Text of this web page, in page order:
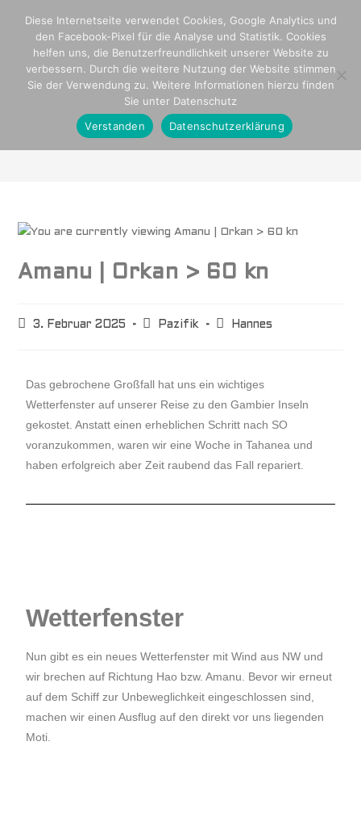
> Amanu | Orkan > 60 kn
Amanu | Orkan > 60 kn
3. Februar 2025 Pazifik Hannes
Das gebrochene Großfall hat uns ein wichtiges
Wetterfenster auf unserer Reise zu den Gambier Inseln
gekostet. Anstatt einen erheblichen Schritt nach SO
voranzukommen, waren wir eine Woche in Tahanea und
haben erfolgreich aber Zeit raubend das Fall repariert.
Wetterfenster
Nun gibt es ein neues Wetterfenster mit Wind aus NW und
wir brechen auf Richtung Hao bzw. Amanu. Bevor wir erneut
auf dem Schiff zur Unbeweglichkeit eingeschlossen sind,
machen wir einen Ausflug auf den direkt vor uns liegenden
Moti.
Diese Internetseite verwendet Cookies, Google Analytics und
den Facebook-Pixel für die Analyse und Statistik. Cookies
helfen uns, die Benutzerfreundlichkeit unserer Website zu
verbessern. Durch die weitere Nutzung der Website stimmen
Sie der Verwendung zu. Weitere Informationen hierzu finden
Sie unter Datenschutz
Verstanden
Datenschutzerklärung